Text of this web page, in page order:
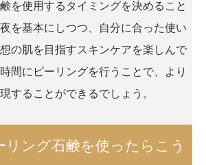
を使用するタイミングを決めること
を基本にしつつ、自分に合った使い
の肌を目指すスキンケアを楽しんで
間にピーリングを行うことで、より
することができるでしょう。
リング石鹸を使ったらこう